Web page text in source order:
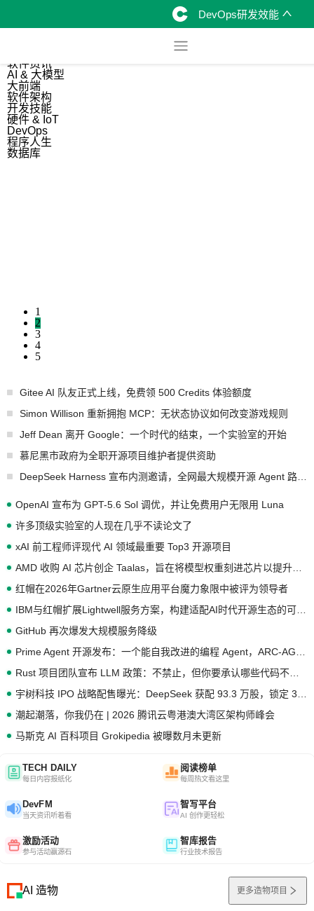
DevOps研发效能
软件资讯
AI & 大模型
大前端
软件架构
开发技能
硬件 & IoT
DevOps
程序人生
数据库
1
2
3
4
5
Gitee AI 队友正式上线，免费领 500 Credits 体验额度
Simon Willison 重新拥抱 MCP：无状态协议如何改变游戏规则
Jeff Dean 离开 Google：一个时代的结束，一个实验室的开始
慕尼黑市政府为全职开源项目维护者提供资助
OpenAI 宣布为 GPT-5.6 Sol 调优，并让免费用户无限用 Luna
许多顶级实验室的人现在几乎不读论文了
xAI 前工程师评现代 AI 领域最重要 Top3 开源项目
红帽在2026年Gartner云原生应用平台魔力象限中被评为领导者
GitHub 再次爆发大规模服务降级
潮起潮落，你我仍在 | 2026 腾讯云粤港澳大湾区架构师峰会
马斯克 AI 百科项目 Grokipedia 被曝数月未更新
TECH DAILY
每日内容报纸化
阅读榜单
每周热文看这里
DevFM
当天资讯听着看
智写平台
AI 创作更轻松
激励活动
参与活动赢源石
智库报告
行业技术报告
AI 造物 更多造物项目